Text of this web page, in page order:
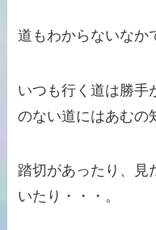
道もわからないなか
いつも行く道は勝手
のない道にはあむの
踏切があったり、見
いたり・・・。